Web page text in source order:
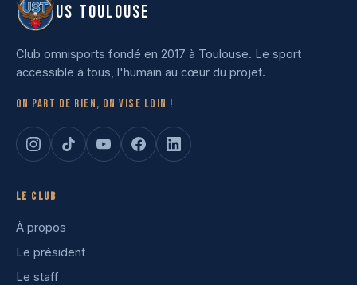
US TOULOUSE
Club omnisports fondé en 2017 à Toulouse. Le sport
accessible à tous, l'humain au cœur du projet.
On part de rien, on vise loin !
Le club
À propos
Le président
Le staff